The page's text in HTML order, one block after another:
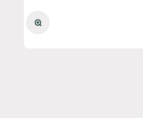
Bild vergrößern